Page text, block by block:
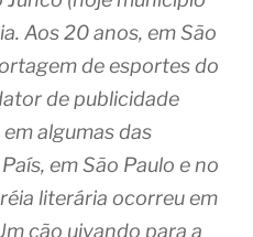
Aos 20 anos, em São
de esportes do
de publicidade
algumas das
em São Paulo e no
literária ocorreu em
cão uivando para a